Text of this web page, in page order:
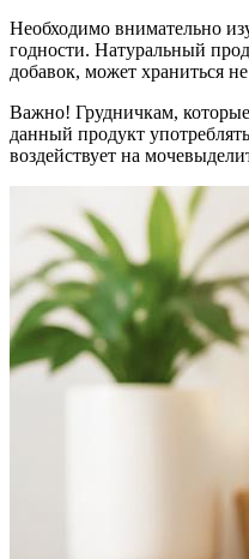
Необходимо внимательно
годности. Натуральный
добавок, может храниться
Важно! Грудничкам,
данный продукт
воздействует на